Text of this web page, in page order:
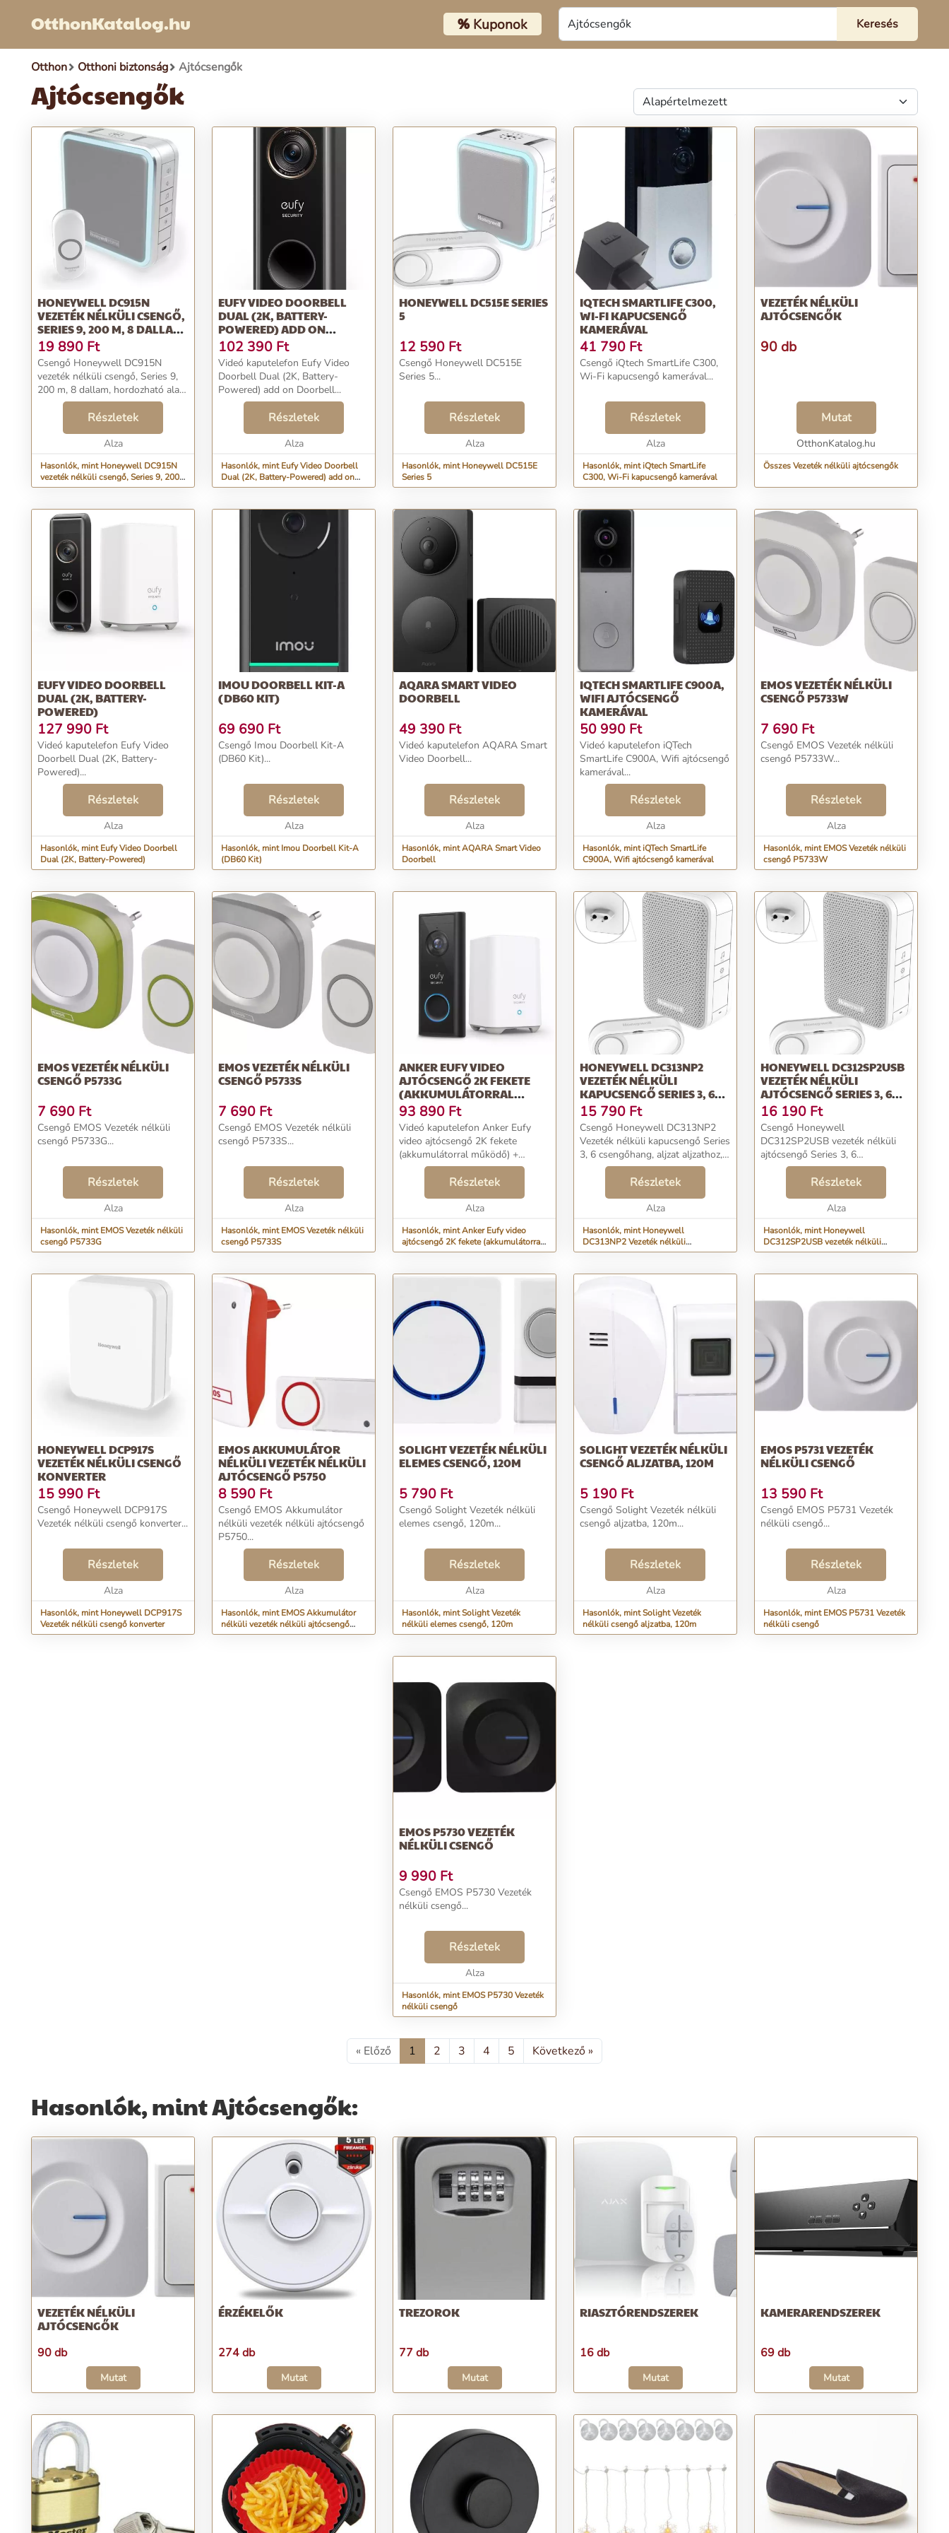
OtthonKatalog.hu %Kuponok
Otthon Otthoni biztonság Ajtócsengők
Ajtócsengők
HONEYWELL DC915N
VEZETÉK NÉLKÜLI CSENGŐ,
SERIES 9, 200 M, 8 DALLAM,
HORDOZHATÓ ALAP, 2 X
GOMB (NÉV)
19 890 Ft
Csengő Honeywell DC915N
vezeték nélküli csengő, Series 9,
200 m, 8 dallam, hordozható alap,
2 x gomb (név)...
Részletek
Alza
Hasonlók, mint Honeywell DC915N
vezeték nélküli csengő, Series 9, 200
m, 8 dallam, hordozható alap, 2 x
EUFY VIDEO DOORBELL
DUAL (2K, BATTERY-
POWERED) ADD ON
DOORBELL
102 390 Ft
Videó kaputelefon Eufy Video
Doorbell Dual (2K, Battery-
Powered) add on Doorbell...
Részletek
Alza
Hasonlók, mint Eufy Video Doorbell
Dual (2K, Battery-Powered) add on
Doorbell
HONEYWELL DC515E SERIES
5
12 590 Ft
Csengő Honeywell DC515E
Series 5...
Részletek
Alza
Hasonlók, mint Honeywell DC515E
Series 5
IQTECH SMARTLIFE C300,
WI-FI KAPUCSENGŐ
KAMERÁVAL
41 790 Ft
Csengő iQtech SmartLife C300,
Wi-Fi kapucsengő kamerával...
Részletek
Alza
Hasonlók, mint iQtech SmartLife
C300, Wi-Fi kapucsengő kamerával
VEZETÉK NÉLKÜLI
AJTÓCSENGŐK
90 db
Mutat
OtthonKatalog.hu
Összes Vezeték nélküli ajtócsengők
EUFY VIDEO DOORBELL
DUAL (2K, BATTERY-
POWERED)
127 990 Ft
Videó kaputelefon Eufy Video
Doorbell Dual (2K, Battery-
Powered)...
Részletek
Alza
Hasonlók, mint Eufy Video Doorbell
Dual (2K, Battery-Powered)
IMOU DOORBELL KIT-A
(DB60 KIT)
69 690 Ft
Csengő Imou Doorbell Kit-A
(DB60 Kit)...
Részletek
Alza
Hasonlók, mint Imou Doorbell Kit-A
(DB60 Kit)
AQARA SMART VIDEO
DOORBELL
49 390 Ft
Videó kaputelefon AQARA Smart
Video Doorbell...
Részletek
Alza
Hasonlók, mint AQARA Smart Video
Doorbell
IQTECH SMARTLIFE C900A,
WIFI AJTÓCSENGŐ
KAMERÁVAL
50 990 Ft
Videó kaputelefon iQTech
SmartLife C900A, Wifi ajtócsengő
kamerával...
Részletek
Alza
Hasonlók, mint iQTech SmartLife
C900A, Wifi ajtócsengő kamerával
EMOS VEZETÉK NÉLKÜLI
CSENGŐ P5733W
7 690 Ft
Csengő EMOS Vezeték nélküli
csengő P5733W...
Részletek
Alza
Hasonlók, mint EMOS Vezeték nélküli
csengő P5733W
EMOS VEZETÉK NÉLKÜLI
CSENGŐ P5733G
7 690 Ft
Csengő EMOS Vezeték nélküli
csengő P5733G...
Részletek
Alza
Hasonlók, mint EMOS Vezeték nélküli
csengő P5733G
EMOS VEZETÉK NÉLKÜLI
CSENGŐ P5733S
7 690 Ft
Csengő EMOS Vezeték nélküli
csengő P5733S...
Részletek
Alza
Hasonlók, mint EMOS Vezeték nélküli
csengő P5733S
ANKER EUFY VIDEO
AJTÓCSENGŐ 2K FEKETE
(AKKUMULÁTORRAL
MŰKÖDŐ) + OTTHONI
ALAP
93 890 Ft
Videó kaputelefon Anker Eufy
video ajtócsengő 2K fekete
(akkumulátorral működő) +
otthoni alap...
Részletek
Alza
Hasonlók, mint Anker Eufy video
ajtócsengő 2K fekete (akkumulátorral
működő) + otthoni alap
HONEYWELL DC313NP2
VEZETÉK NÉLKÜLI
KAPUCSENGŐ SERIES 3, 6
CSENGŐHANG, ALJZAT
ALJZATHOZ, DIZÁJN GOMB
15 790 Ft
Csengő Honeywell DC313NP2
Vezeték nélküli kapucsengő Series
3, 6 csengőhang, aljzat aljzathoz,
dizájn gomb...
Részletek
Alza
Hasonlók, mint Honeywell
DC313NP2 Vezeték nélküli
kapucsengő Series 3, 6 csengőhang,
HONEYWELL DC312SP2USB
VEZETÉK NÉLKÜLI
AJTÓCSENGŐ SERIES 3, 6
CSENGŐHANG, ALJZAT
DUGASZOLÓALJZATBA USB
TÖLTŐVEL
16 190 Ft
Csengő Honeywell
DC312SP2USB vezeték nélküli
ajtócsengő Series 3, 6
csengőhang, aljzat
dugaszolóaljzatba USB töltővel...
Részletek
Alza
Hasonlók, mint Honeywell
DC312SP2USB vezeték nélküli
ajtócsengő Series 3, 6 csengőhang,
HONEYWELL DCP917S
VEZETÉK NÉLKÜLI CSENGŐ
KONVERTER
15 990 Ft
Csengő Honeywell DCP917S
Vezeték nélküli csengő konverter...
Részletek
Alza
Hasonlók, mint Honeywell DCP917S
Vezeték nélküli csengő konverter
EMOS AKKUMULÁTOR
NÉLKÜLI VEZETÉK NÉLKÜLI
AJTÓCSENGŐ P5750
8 590 Ft
Csengő EMOS Akkumulátor
nélküli vezeték nélküli ajtócsengő
P5750...
Részletek
Alza
Hasonlók, mint EMOS Akkumulátor
nélküli vezeték nélküli ajtócsengő
P5750
SOLIGHT VEZETÉK NÉLKÜLI
ELEMES CSENGŐ, 120M
5 790 Ft
Csengő Solight Vezeték nélküli
elemes csengő, 120m...
Részletek
Alza
Hasonlók, mint Solight Vezeték
nélküli elemes csengő, 120m
SOLIGHT VEZETÉK NÉLKÜLI
CSENGŐ ALJZATBA, 120M
5 190 Ft
Csengő Solight Vezeték nélküli
csengő aljzatba, 120m...
Részletek
Alza
Hasonlók, mint Solight Vezeték
nélküli csengő aljzatba, 120m
EMOS P5731 VEZETÉK
NÉLKÜLI CSENGŐ
13 590 Ft
Csengő EMOS P5731 Vezeték
nélküli csengő...
Részletek
Alza
Hasonlók, mint EMOS P5731 Vezeték
nélküli csengő
EMOS P5730 VEZETÉK
NÉLKÜLI CSENGŐ
9 990 Ft
Csengő EMOS P5730 Vezeték
nélküli csengő...
Részletek
Alza
Hasonlók, mint EMOS P5730 Vezeték
nélküli csengő
« Előző 1 2 3 4 5 Következő »
Hasonlók, mint Ajtócsengők:
VEZETÉK NÉLKÜLI
AJTÓCSENGŐK
90 db
Mutat
ÉRZÉKELŐK
274 db
Mutat
TREZOROK
77 db
Mutat
RIASZTÓRENDSZEREK
16 db
Mutat
KAMERARENDSZEREK
69 db
Mutat